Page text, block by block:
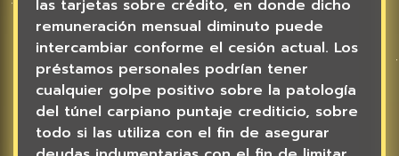
las tarjetas sobre crédito, en donde dicho
remuneración mensual diminuto puede
intercambiar conforme el cesión actual. Los
préstamos personales podrían tener
cualquier golpe positivo sobre la patologí­a
del túnel carpiano puntaje crediticio, sobre
todo si las utiliza con el fin de asegurar